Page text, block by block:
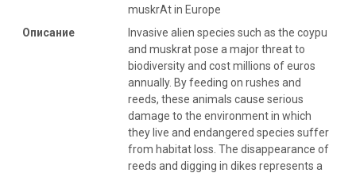
muskrAt in Europe
Описание
Invasive alien species such as the coypu
and muskrat pose a major threat to
biodiversity and cost millions of euros
annually. By feeding on rushes and
reeds, these animals cause serious
damage to the environment in which
they live and endangered species suffer
from habitat loss. The disappearance of
reeds and digging in dikes represents a